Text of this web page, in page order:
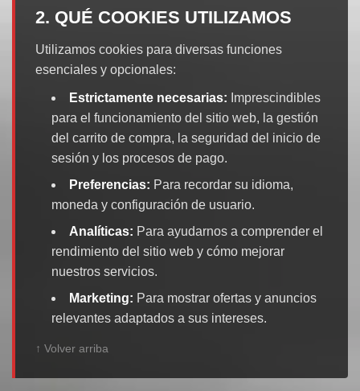
2. QUÉ COOKIES UTILIZAMOS
Utilizamos cookies para diversas funciones
esenciales y opcionales:
Estrictamente necesarias: Imprescindibles
para el funcionamiento del sitio web, la gestión
del carrito de compra, la seguridad del inicio de
sesión y los procesos de pago.
Preferencias: Para recordar su idioma,
moneda y configuración de usuario.
Analíticas: Para ayudarnos a comprender el
rendimiento del sitio web y cómo mejorar
nuestros servicios.
Marketing: Para mostrar ofertas y anuncios
relevantes adaptados a sus intereses.
↑ Volver arriba